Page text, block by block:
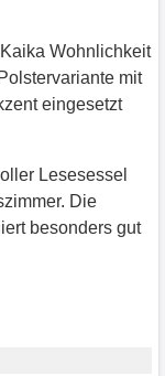
Wohnlichkeit
mit
eingesetzt
Lesesessel
Die
besonders gut